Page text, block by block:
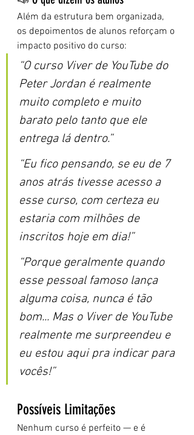
Além da estrutura bem organizada,
os depoimentos de alunos reforçam o
impacto positivo do curso:
“O curso Viver de YouTube do
Peter Jordan é realmente
muito completo e muito
barato pelo tanto que ele
entrega lá dentro.”
“Eu fico pensando, se eu de 7
anos atrás tivesse acesso a
esse curso, com certeza eu
estaria com milhões de
inscritos hoje em dia!”
“Porque geralmente quando
esse pessoal famoso lança
alguma coisa, nunca é tão
bom... Mas o Viver de YouTube
realmente me surpreendeu e
eu estou aqui pra indicar para
vocês!”
Possíveis Limitações
Nenhum curso é perfeito — e é